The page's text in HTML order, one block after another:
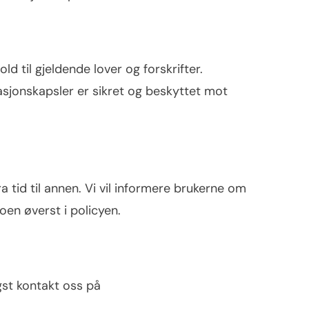
til gjeldende lover og forskrifter.
er sikret og beskyttet mot
tid til annen. Vi vil informere brukerne om
øverst i policyen.
kontakt oss på